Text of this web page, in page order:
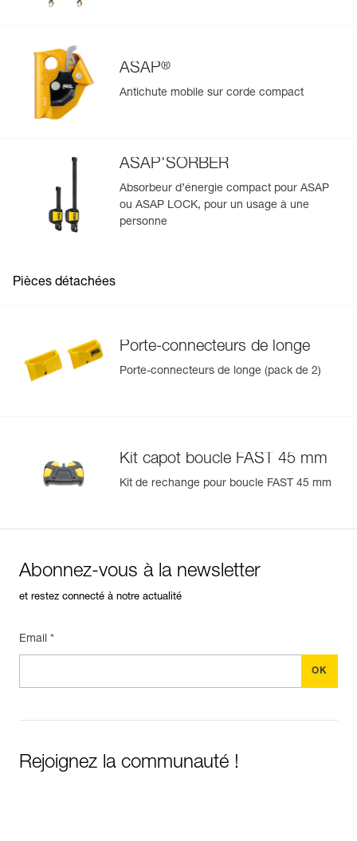
ASAP®
Antichute mobile sur corde compact
ASAP'SORBER
Absorbeur d’énergie compact pour ASAP
ou ASAP LOCK, pour un usage à une
personne
Pièces détachées
Porte-connecteurs de longe
Porte-connecteurs de longe (pack de 2)
Kit capot boucle FAST 45 mm
Kit de rechange pour boucle FAST 45 mm
Abonnez-vous à la newsletter
et restez connecté à notre actualité
Email *
Rejoignez la communauté !